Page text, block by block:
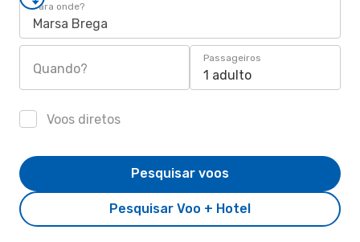
Para onde?
Marsa Brega
Quando?
Passageiros
1 adulto
Voos diretos
Pesquisar Voo + Hotel
Pesquisar voos